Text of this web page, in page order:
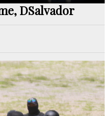
DSalvador